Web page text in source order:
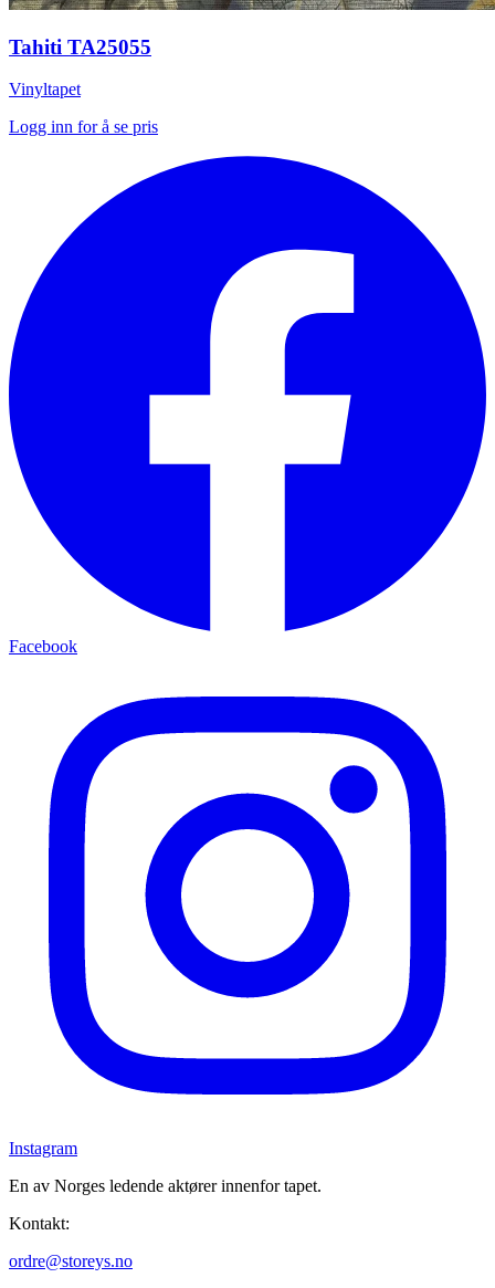
Tahiti TA25055
Vinyltapet
Logg inn for å se pris
Facebook
Instagram
En av Norges ledende aktører innenfor tapet.
Kontakt:
ordre@storeys.no